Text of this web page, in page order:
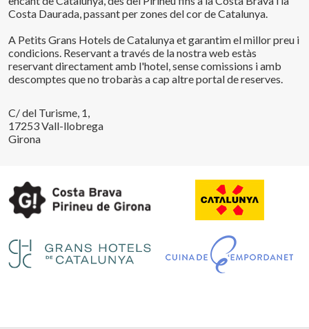
Costa Daurada, passant per zones del cor de Catalunya.
A Petits Grans Hotels de Catalunya et garantim el millor preu i
condicions. Reservant a través de la nostra web estàs
reservant directament amb l'hotel, sense comissions i amb
descomptes que no trobaràs a cap altre portal de reserves.
C/ del Turisme, 1,
17253 Vall-llobrega
Girona
Guardar configuració Acceptar totes